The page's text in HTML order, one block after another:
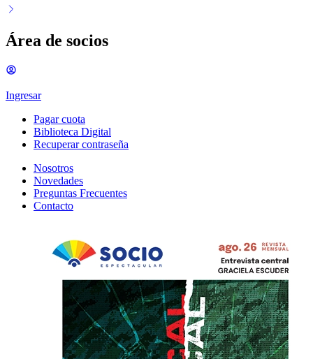
Área de socios
Ingresar
Pagar cuota
Biblioteca Digital
Recuperar contraseña
Nosotros
Novedades
Preguntas Frecuentes
Contacto